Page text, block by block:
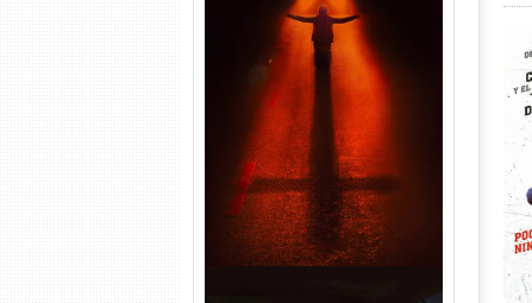
Passageiro do Mal Torrent
(2026) WEB-DL 1080p Dual
Áudio